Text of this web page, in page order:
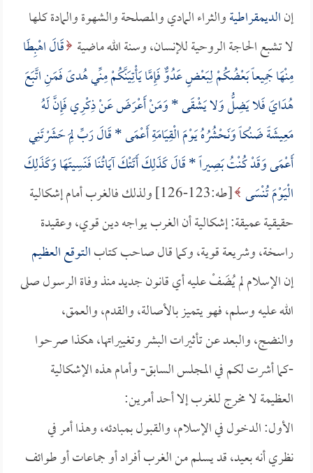
إنالديمقراطيةوالثراء المادي والمصلحة والشهوة والمادة كلها
لا تشبع الحاجة الروحية للإنسان، وسنة الله ماضية قَالَ اهْبِطَا
مِنْهَا جَمِيعاً بَعْضُكُمْ لِبَعْضٍ عَدُوٌّ فَإِمَّا يَأْتِيَنَّكُمْ مِنِّي هُدىً فَمَنِ اتَّبَعَ
هُدَايَ فَلا يَضِلُّ وَلا يَشْقَى * وَمَنْ أَعْرَضَ عَنْ ذِكْرِي فَإِنَّ لَهُ
مَعِيشَةً ضَنْكاً وَنَحْشُرُهُ يَوْمَ الْقِيَامَةِ أَعْمَى * قَالَ رَبِّ لِمَ حَشَرْتَنِي
أَعْمَى وَقَدْ كُنْتُ بَصِيراً * قَالَ كَذَلِكَ أَتَتْكَ آيَاتُنَا فَنَسِيتَهَا وَكَذَلِكَ
الْيَوْمَ تُنْسَى
[طه:123-126] ولذلك فالغرب أمام إشكالية
حقيقية عميقة: إشكالية أن الغرب يواجه دين قوي، وعقيدة
راسخة، وشريعة قوية، وكما قال صاحب كتابالتوقع العظيم
إن الإسلام لم يُضَفْ عليه أي قانون جديد منذ وفاة الرسول صلى
الله عليه وسلم، فهو يتميز بالأصالة، والقدم، والعمق،
والنضج، والبعد عن تأثيرات البشر وتغييراتها، هكذا صرحوا
-كما أشرت لكم في المجلس السابق- وأمام هذه الإشكالية
العظيمة لا مخرج للغرب إلا أحد أمرين:
الأول: الدخول في الإسلام، والقبول بمبادئه، وهذا أمر في
نظري أنه بعيد، قد يسلم من الغرب أفراد أو جماعات أو طوائف